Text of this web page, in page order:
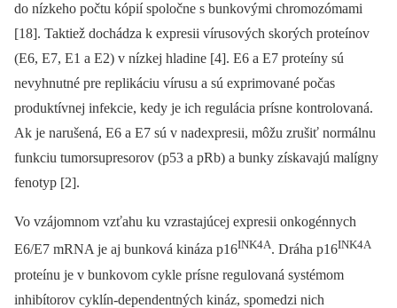
do nízkeho počtu kópií spoločne s bunkovými chromozómami
[18]. Taktiež dochádza k expresii vírusových skorých proteínov
(E6, E7, E1 a E2) v nízkej hladine [4]. E6 a E7 proteíny sú
nevyhnutné pre replikáciu vírusu a sú exprimované počas
produktívnej infekcie, kedy je ich regulácia prísne kontrolovaná.
Ak je narušená, E6 a E7 sú v nadexpresii, môžu zrušiť normálnu
funkciu tumorsupresorov (p53 a pRb) a bunky získavajú malígny
fenotyp [2].
Vo vzájomnom vzťahu ku vzrastajúcej expresii onkogénnych
E6/E7 mRNA je aj bunková kináza p16INK4A. Dráha p16INK4A
proteínu je v bunkovom cykle prísne regulovaná systémom
inhibítorov cyklín-dependentných kináz, spomedzi nich